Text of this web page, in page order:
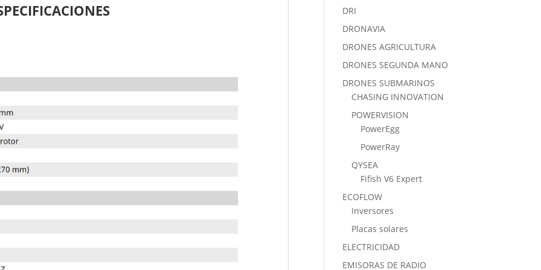
DRI
DRONAVIA
DRONES AGRICULTURA
DRONES SEGUNDA MANO
DRONES SUBMARINOS
CHASING INNOVATION
POWERVISION
PowerEgg
PowerRay
QYSEA
Fifish V6 Expert
ECOFLOW
Inversores
Placas solares
ELECTRICIDAD
EMISORAS DE RADIO